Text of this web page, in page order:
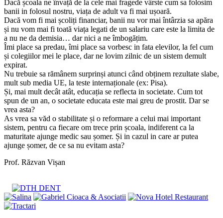
Dacă școala ne învață de la cele mai fragede vârste cum sa folosim
banii in folosul nostru, viața de adult va fi mai ușoară.
Dacă vom fi mai școliți financiar, banii nu vor mai întârzia sa apăra
și nu vom mai fi toată viața legati de un salariu care este la limita de
a nu ne da demisia… dar nici a ne îmbogățim.
Îmi place sa predau, îmi place sa vorbesc in fata elevilor, la fel cum
și colegiilor mei le place, dar ne lovim zilnic de un sistem demult
expirat.
Nu trebuie sa rămânem surprinși atunci când obținem rezultate slabe,
mult sub media UE, la teste internaționale (ex: Pisa).
Și, mai mult decât atât, educația se reflecta in societate. Cum tot
spun de un an, o societate educata este mai greu de prostit. Dar se
vrea asta?
As vrea sa văd o stabilitate și o reformare a celui mai important
sistem, pentru ca fiecare om trece prin școala, indiferent ca la
maturitate ajunge medic sau șomer. Și in cazul in care ar putea
ajunge șomer, de ce sa nu evitam asta?
Prof. Răzvan Vișan